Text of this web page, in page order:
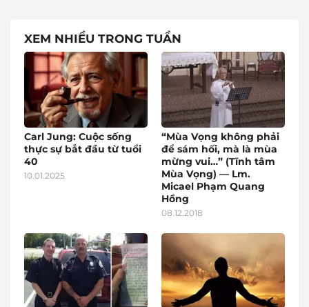
XEM NHIỀU TRONG TUẦN
Carl Jung: Cuộc sống
thực sự bắt đầu từ tuổi
40
10.01.2025
“Mùa Vọng không phải
để sám hối, mà là mùa
mừng vui…” (Tĩnh tâm
Mùa Vọng) — Lm.
Micael Phạm Quang
Hồng
08.12.2018